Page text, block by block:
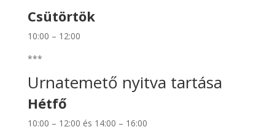
Csütörtök
10:00 – 12:00
***
Urnatemető nyitva tartása
Hétfő
10:00 – 12:00 és 14:00 – 16:00